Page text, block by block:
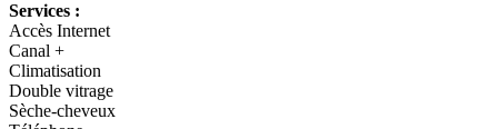
Services :
Accès Internet
Canal +
Climatisation
Double vitrage
Sèche-cheveux